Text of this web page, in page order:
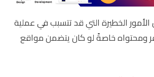
الخطيرة التي قد تتسبب في عملية
ومحتواه خاصةً لو كان يتضمن مواقع